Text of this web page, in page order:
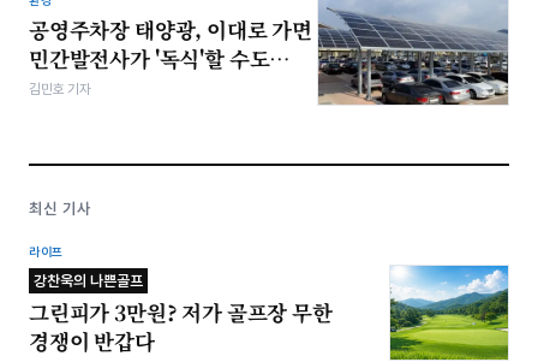
공영주차장 태양광, 이대로 가면
민간발전사가 '독식'할 수도…
김민호 기자
최신 기사
라이프
강찬욱의 나쁜골프
그린피가 3만원? 저가 골프장 무한
경쟁이 반갑다